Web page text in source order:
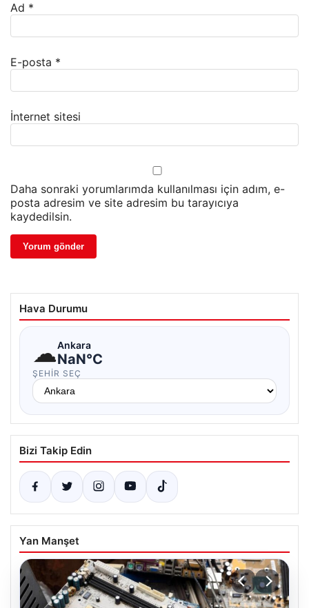
Ad *
E-posta *
İnternet sitesi
Daha sonraki yorumlarımda kullanılması için adım, e-
posta adresim ve site adresim bu tarayıcıya
kaydedilsin.
Hava Durumu
☁Ankara
NaN°C
ŞEHIR SEÇ
Bizi Takip Edin
Yan Manşet